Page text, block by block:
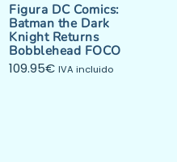
Figura DC Comics:
Batman the Dark
Knight Returns
Bobblehead FOCO
109.95€ IVA incluido